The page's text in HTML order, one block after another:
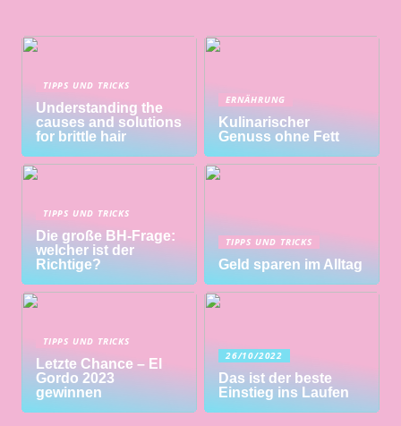
TIPPS UND TRICKS
Understanding the
causes and solutions
for brittle hair
ERNÄHRUNG
Kulinarischer
Genuss ohne Fett
TIPPS UND TRICKS
Die große BH-Frage:
welcher ist der
Richtige?
TIPPS UND TRICKS
Geld sparen im Alltag
TIPPS UND TRICKS
Letzte Chance – El
Gordo 2023
gewinnen
26/10/2022
Das ist der beste
Einstieg ins Laufen